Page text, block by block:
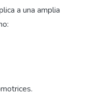
a una amplia